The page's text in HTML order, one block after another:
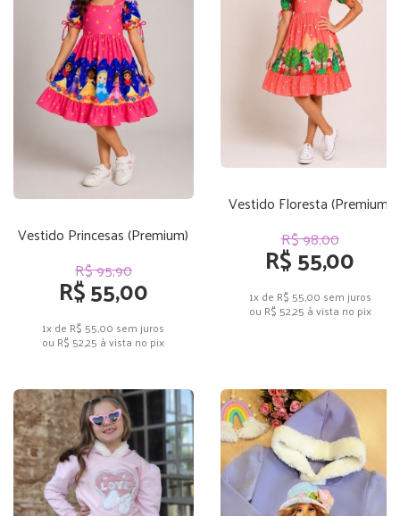
Vestido Princesas (Premium)
R$ 95,90
R$ 55,00
1x de R$ 55,00 sem juros
ou R$ 52,25 à vista no pix
Vestido Floresta (Premium)
R$ 98,00
R$ 55,00
1x de R$ 55,00 sem juros
ou R$ 52,25 à vista no pix